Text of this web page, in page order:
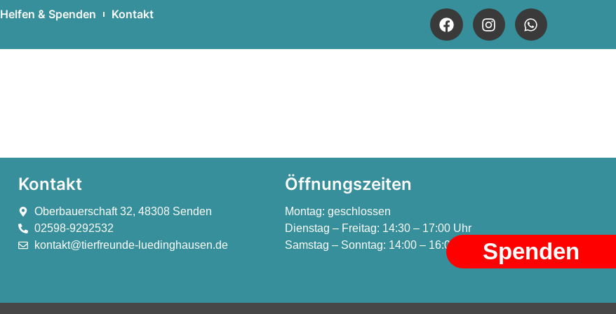
Helfen & Spenden Kontakt
Spenden
Kontakt
Oberbauerschaft 32, 48308 Senden
02598-9292532
kontakt@tierfreunde-luedinghausen.de
Öffnungszeiten
Montag: geschlossen
Dienstag – Freitag: 14:30 – 17:00 Uhr
Samstag – Sonntag: 14:00 – 16:00 Uhr